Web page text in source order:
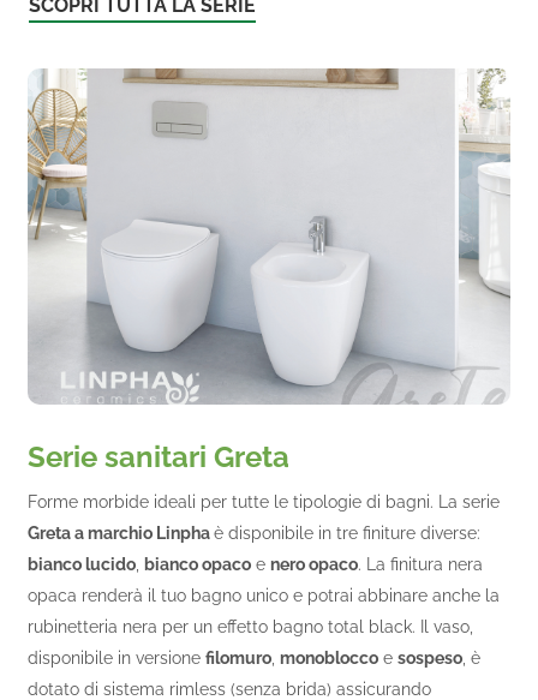
SCOPRI TUTTA LA SERIE
Serie sanitari Greta
Forme morbide ideali per tutte le tipologie di bagni. La serie
Greta a marchio Linphaè disponibile in tre finiture diverse:
bianco lucido bianco opaco e nero opaco. La finitura nera
opaca renderà il tuo bagno unico e potrai abbinare anche la
rubinetteria nera per un effetto bagno total black. Il vaso,
disponibile in versione filomuro monoblocco e sospeso , è
dotato di sistema rimless (senza brida) assicurando